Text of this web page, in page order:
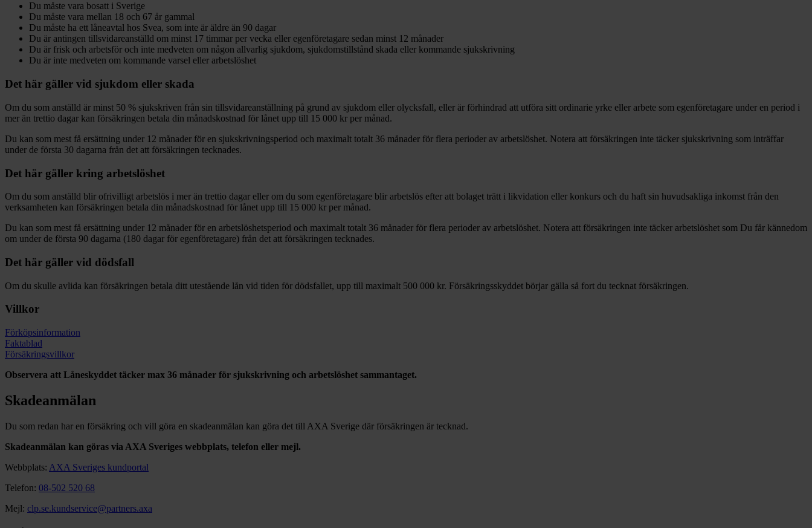
Du måste vara bosatt i Sverige
Du måste vara mellan 18 och 67 år gammal
Du måste ha ett låneavtal hos Svea, som inte är äldre än 90 dagar
Du är antingen tillsvidareanställd om minst 17 timmar per vecka eller egenföretagare sedan minst 12 månader
Du är frisk och arbetsför och inte medveten om någon allvarlig sjukdom, sjukdomstillstånd skada eller kommande sjukskrivning
Du är inte medveten om kommande varsel eller arbetslöshet
Det här gäller vid sjukdom eller skada
Om du som anställd är minst 50 % sjukskriven från sin tillsvidareanställning på grund av sjukdom eller olycksfall, eller är förhindrad att utföra sitt ordinarie yrke eller arbete som egenföretagare under en period i
mer än trettio dagar kan försäkringen betala din månadskostnad för lånet upp till 15 000 kr per månad.
Du kan som mest få ersättning under 12 månader för en sjukskrivningsperiod och maximalt totalt 36 månader för flera perioder av arbetslöshet. Notera att försäkringen inte täcker sjukskrivning som inträffar
under de första 30 dagarna från det att försäkringen tecknades.
Det här gäller kring arbetslöshet
Om du som anställd blir ofrivilligt arbetslös i mer än trettio dagar eller om du som egenföretagare blir arbetslös efter att bolaget trätt i likvidation eller konkurs och du haft sin huvudsakliga inkomst från den
verksamheten kan försäkringen betala din månadskostnad för lånet upp till 15 000 kr per månad.
Du kan som mest få ersättning under 12 månader för en arbetslöshetsperiod och maximalt totalt 36 månader för flera perioder av arbetslöshet. Notera att försäkringen inte täcker arbetslöshet som Du får kännedom
om under de första 90 dagarna (180 dagar för egenföretagare) från det att försäkringen tecknades.
Det här gäller vid dödsfall
Om du skulle avlida kan försäkringen betala ditt utestående lån vid tiden för dödsfallet, upp till maximalt 500 000 kr. Försäkringsskyddet börjar gälla så fort du tecknat försäkringen.
Villkor
Förköpsinformation
Faktablad
Försäkringsvillkor
Observera att Låneskyddet täcker max 36 månader för sjukskrivning och arbetslöshet sammantaget.
Skadeanmälan
Du som redan har en försäkring och vill göra en skadeanmälan kan göra det till AXA Sverige där försäkringen är tecknad.
Skadeanmälan kan göras via AXA Sveriges webbplats, telefon eller mejl.
Webbplats: AXA Sveriges kundportal
Telefon: 08-502 520 68
Mejl: clp.se.kundservice@partners.axa